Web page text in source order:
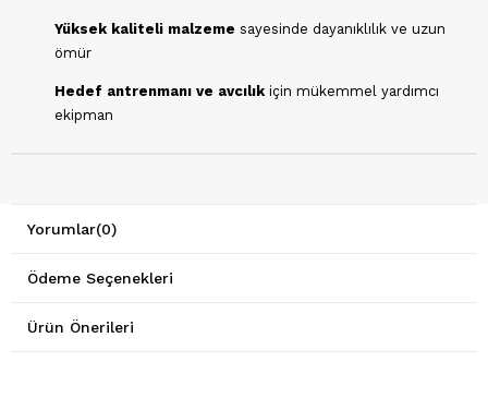
Yüksek kaliteli malzeme sayesinde dayanıklılık ve uzun
ömür
Hedef antrenmanı ve avcılık için mükemmel yardımcı
ekipman
Yorumlar(0)
Ödeme Seçenekleri
Ürün Önerileri